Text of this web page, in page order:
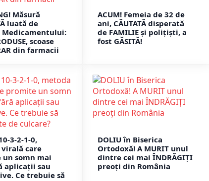
Măsură
luată de
Medicamentului:
scoase
din farmacii
ACUM! Femeia de 32 de
ani, CĂUTATĂ disperată
de FAMILIE și polițiști, a
fost GĂSITĂ!
3-2-1-0,
care
somn mai
aplicații sau
Ce trebuie să
DOLIU în Biserica
Ortodoxă! A MURIT unul
dintre cei mai ÎNDRĂGIȚI
preoți din România